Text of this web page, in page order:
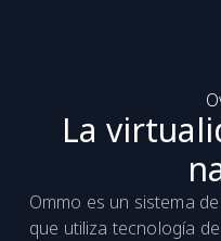
La
Ommo es un sistema
que utiliza tecnología